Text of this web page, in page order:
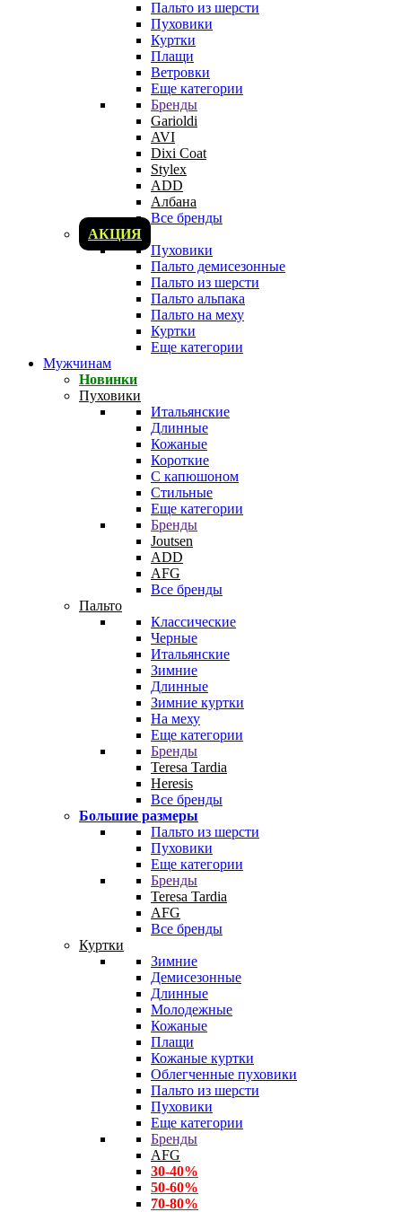
Пальто из шерсти
Пуховики
Куртки
Плащи
Ветровки
Еще категории
Бренды
Garioldi
AVI
Dixi Coat
Stylex
ADD
Албана
Все бренды
АКЦИЯ
Пуховики
Пальто демисезонные
Пальто из шерсти
Пальто альпака
Пальто на меху
Куртки
Еще категории
Мужчинам
Новинки
Пуховики
Итальянские
Длинные
Кожаные
Короткие
С капюшоном
Стильные
Еще категории
Бренды
Joutsen
ADD
AFG
Все бренды
Пальто
Классические
Черные
Итальянские
Зимние
Длинные
Зимние куртки
На меху
Еще категории
Бренды
Teresa Tardia
Heresis
Все бренды
Большие размеры
Пальто из шерсти
Пуховики
Еще категории
Бренды
Teresa Tardia
AFG
Все бренды
Куртки
Зимние
Демисезонные
Длинные
Молодежные
Кожаные
Плащи
Кожаные куртки
Облегченные пуховики
Пальто из шерсти
Пуховики
Еще категории
Бренды
AFG
30-40%
50-60%
70-80%